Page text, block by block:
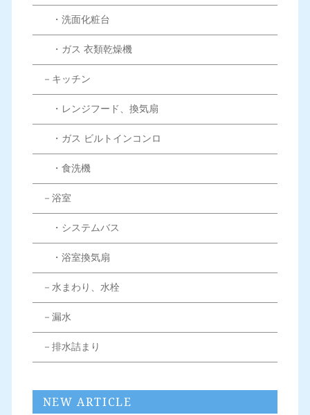
・洗面化粧台
・ガス 衣類乾燥機
－キッチン
・レンジフード、換気扇
・ガス ビルトインコンロ
・食洗機
－浴室
・システムバス
・浴室換気扇
－水まわり、水栓
－漏水
－排水詰まり
NEW ARTICLE